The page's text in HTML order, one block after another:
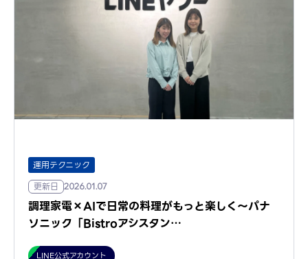
運用テクニック
更新日
2026.01.07
調理家電×AIで日常の料理がもっと楽しく～パナ
ソニック「Bistroアシスタン…
LINE公式アカウント